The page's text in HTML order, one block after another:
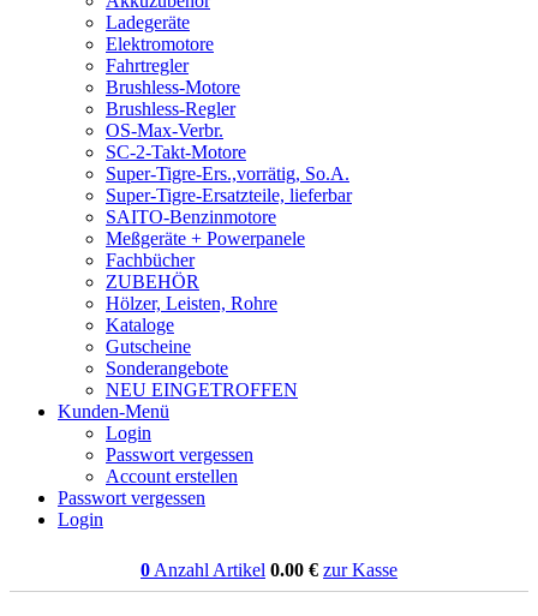
Ladegeräte
Elektromotore
Fahrtregler
Brushless-Motore
Brushless-Regler
OS-Max-Verbr.
SC-2-Takt-Motore
Super-Tigre-Ers.,vorrätig, So.A.
Super-Tigre-Ersatzteile, lieferbar
SAITO-Benzinmotore
Meßgeräte + Powerpanele
Fachbücher
ZUBEHÖR
Hölzer, Leisten, Rohre
Kataloge
Gutscheine
Sonderangebote
NEU EINGETROFFEN
Kunden-Menü
Login
Passwort vergessen
Account erstellen
Passwort vergessen
Login
0 Anzahl Artikel 0.00 € zur Kasse